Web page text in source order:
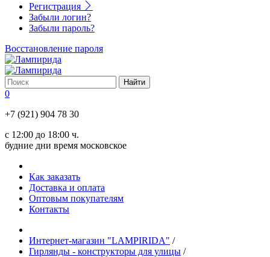
Регистрация
Забыли логин?
Забыли пароль?
Восстановление пароля
0
+7 (921) 904 78 30
с 12:00 до 18:00 ч.
будние дни время московское
Как заказать
Доставка и оплата
Оптовым покупателям
Контакты
Интернет-магазин "LAMPIRIDA" /
Гирлянды - конструкторы для улицы /